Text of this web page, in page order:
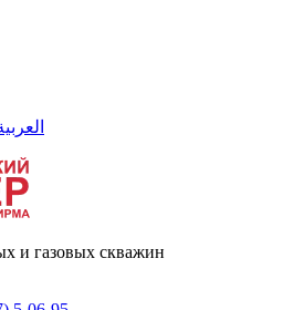
и газовых скважин